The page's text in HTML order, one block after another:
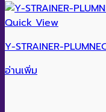
Quick View
Y-STRAINER-
อ่านเพิ่ม